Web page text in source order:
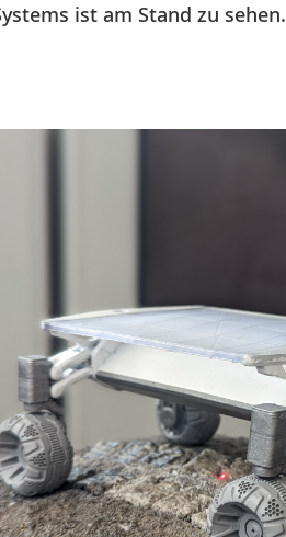
ist am Stand zu sehen.